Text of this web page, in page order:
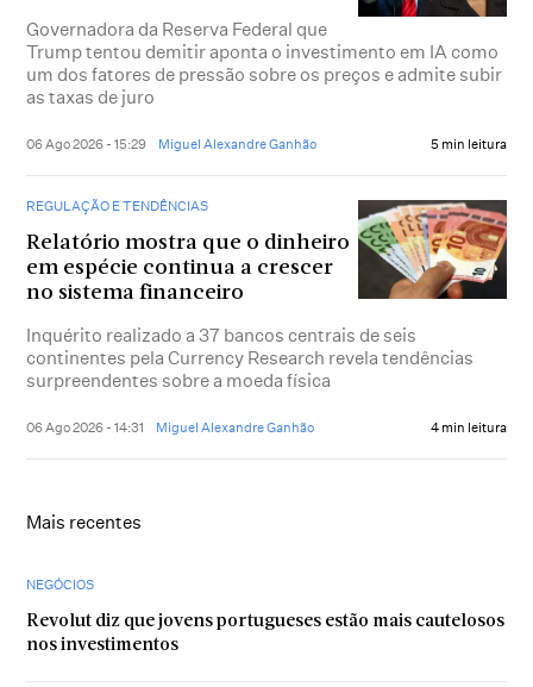
Governadora da Reserva Federal que
Trump tentou demitir aponta o investimento em IA como
um dos fatores de pressão sobre os preços e admite subir
as taxas de juro
06 Ago 2026 - 15:29 Miguel Alexandre Ganhão 5 min leitura
REGULAÇÃO E TENDÊNCIAS
Relatório mostra que o dinheiro
em espécie continua a crescer
no sistema financeiro
Inquérito realizado a 37 bancos centrais de seis
continentes pela Currency Research revela tendências
surpreendentes sobre a moeda física
06 Ago 2026 - 14:31 Miguel Alexandre Ganhão 4 min leitura
Mais recentes
NEGÓCIOS
Revolut diz que jovens portugueses estão mais cautelosos
nos investimentos